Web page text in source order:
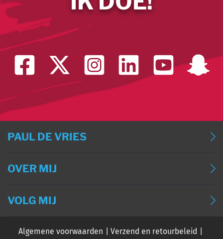
PAUL DE VRIES
BLOG (DEUTSCH)
EVENTS
OVER MIJ
VOLG MIJ
Algemene voorwaarden
Verzend en retourbeleid